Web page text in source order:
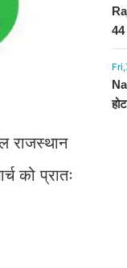
राजस्थान
को प्रातः
44